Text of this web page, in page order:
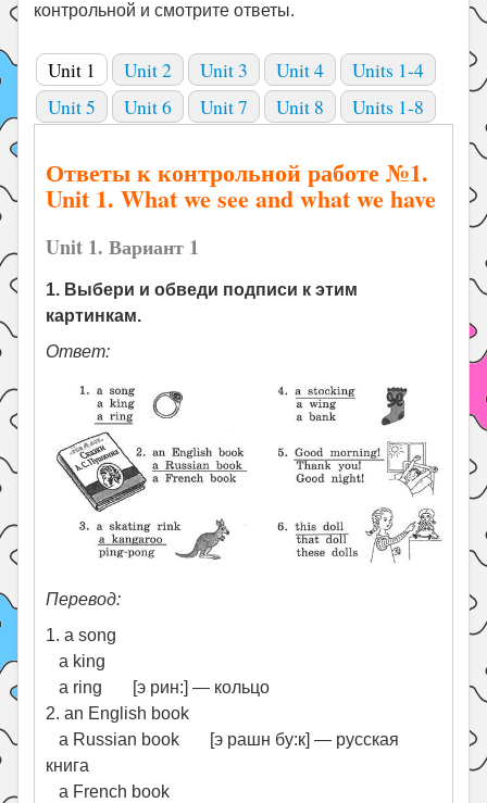
контрольной и смотрите ответы.
Unit 1 Unit 2 Unit 3 Unit 4
Units 1-4
Unit 5
Unit 6 Unit 7 Unit 8 Units 1-8
Ответы к контрольной работе №1.
Unit 1. What we see and what we have
Unit 1. Вариант 1
1. Выбери и обведи подписи к этим
картинкам.
Ответ:
Перевод:
1. a song
a king
a ring [э рин:] — кольцо
2. an English book
a Russian book [э рашн бу:к] — русская
книга
a French book